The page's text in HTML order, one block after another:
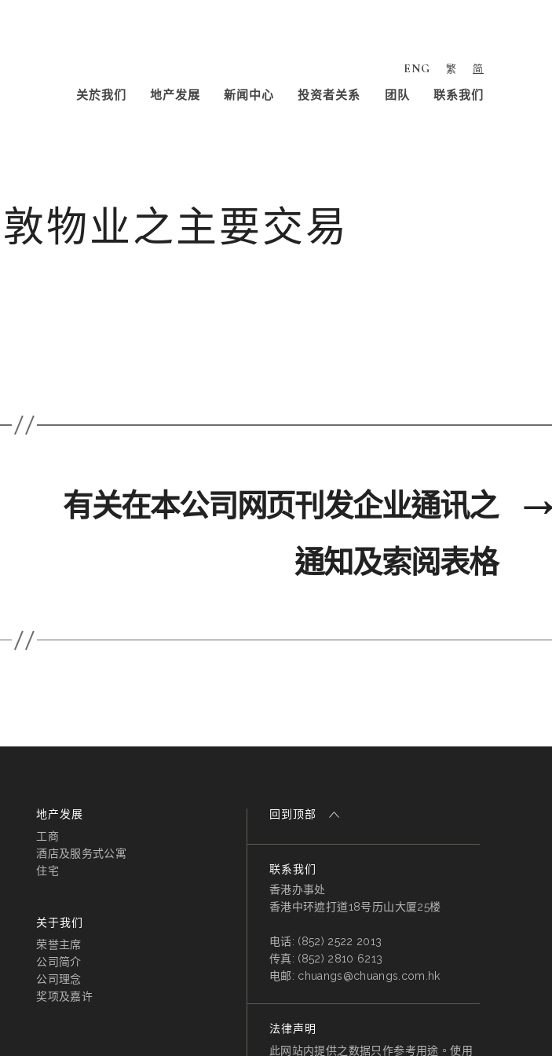
ENG 繁 简
关於我们 地产发展 新闻中心 投资者关系 团队 联系我们
物业之主要交易
→
有关在本公司网页刊发企业通讯之
通知及索阅表格
地产发展
工商
酒店及服务式公寓
住宅
关于我们
荣誉主席
公司简介
公司理念
奖项及嘉许
回到顶部
联系我们
香港办事处
香港中环遮打道18号历山大厦25楼
电话: (852) 2522 2013
传真: (852) 2810 6213
电邮: chuangs@chuangs.com.hk
法律声明
此网站内提供之数据只作参考用途。使用